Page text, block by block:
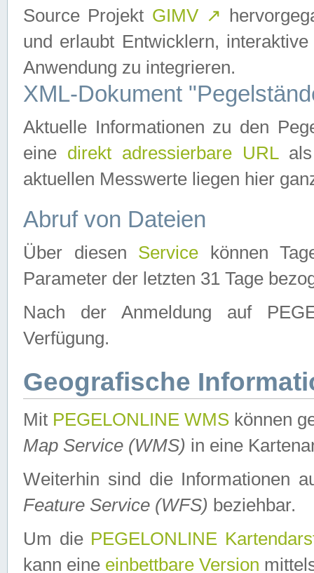
Source Projekt GIMV ↗
und erlaubt Entwicklern,
Anwendung zu integrieren.
XML-Dokument
Aktuelle Informationen zu den
eine direkt adressierbare URLals
aktuellen Messwerte liegen hier
Abruf von Dateien
Über diesen Service können
Parameter der letzten 31 Tage
Nach der Anmeldung auf
Verfügung.
Geografische
Mit PEGELONLINE WMS können
Map Service (WMS) in eine
Weiterhin sind die Informationen
Feature Service (WFS) beziehbar.
Um die PEGELONLINE
kann eine einbettbare Version